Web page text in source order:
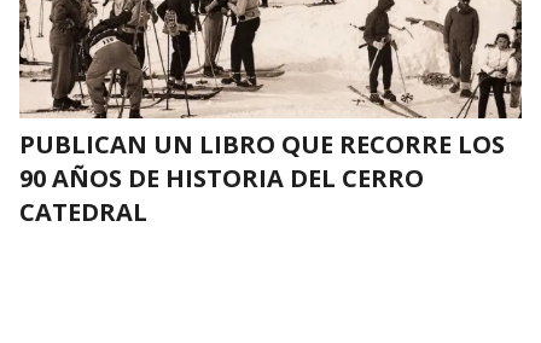
PUBLICAN UN LIBRO QUE RECORRE LOS
90 AÑOS DE HISTORIA DEL CERRO
CATEDRAL